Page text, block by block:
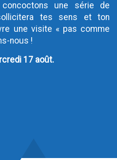
une série de
tes sens et ton
une visite « pas comme
nous !
17 août.